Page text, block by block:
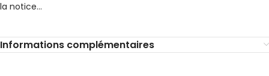
la notice…
Informations complémentaires